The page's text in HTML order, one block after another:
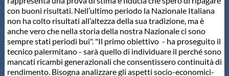
con buoni risultati. Nell’ultimo periodo la Nazionale Italiana
non ha colto risultati all’altezza della sua tradizione, ma è
anche vero che nella storia della nostra Nazionale ci sono
sempre stati periodi bui". "Il primo obiettivo - ha proseguito il
tecnico palermitano - sarà quello di individuare il perché sono
mancati ricambi generazionali che consentissero continuità di
rendimento. Bisogna analizzare gli aspetti socio-economici-